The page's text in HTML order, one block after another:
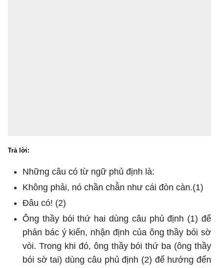
Trả lời:
Những câu có từ ngữ phủ định là:
Không phải, nó chần chẫn như cái đòn càn.(1)
Đâu có! (2)
Ông thầy bói thứ hai dùng câu phủ định (1) để
phản bác ý kiến, nhận định của ông thầy bói sờ
vòi. Trong khi đó, ông thầy bói thứ ba (ông thầy
bói sờ tai) dùng câu phủ định (2) để hướng đến